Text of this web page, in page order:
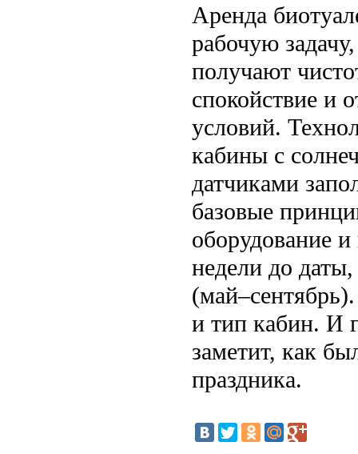
Аренда
рабочую
получают
спокойствие и
условий.
кабины с
датчиками
базовые
оборудование
недели до
и тип кабин. И
заметит, как
праздника.